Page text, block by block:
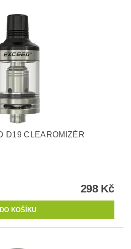
D19 CLEAROMIZÉR
298 Kč